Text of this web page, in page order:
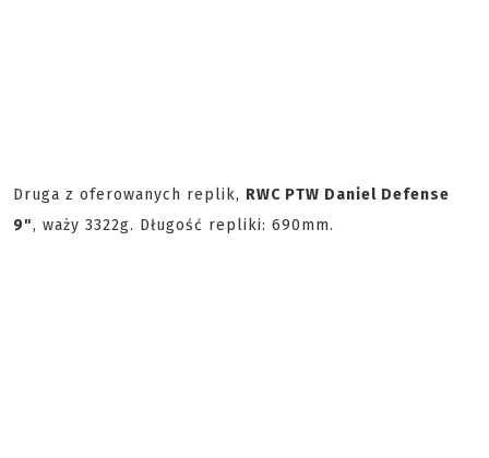
Druga z oferowanych replik, RWC PTW Daniel Defense
9", waży 3322g. Długość repliki: 690mm.